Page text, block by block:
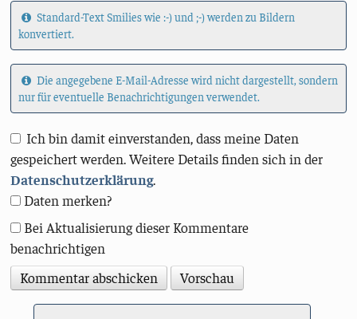
Standard-Text Smilies wie :-) und ;-) werden zu Bildern
konvertiert.
Die angegebene E-Mail-Adresse wird nicht dargestellt, sondern
nur für eventuelle Benachrichtigungen verwendet.
Ich bin damit einverstanden, dass meine Daten
gespeichert werden. Weitere Details finden sich in der
Datenschutzerklärung.
Daten merken?
Bei Aktualisierung dieser Kommentare
benachrichtigen